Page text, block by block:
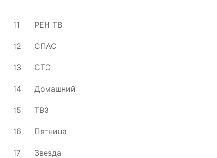
11 РЕН ТВ
12 СПАС
13 СТС
14 Домашний
15 ТВ3
16 Пятница
17 Звезда